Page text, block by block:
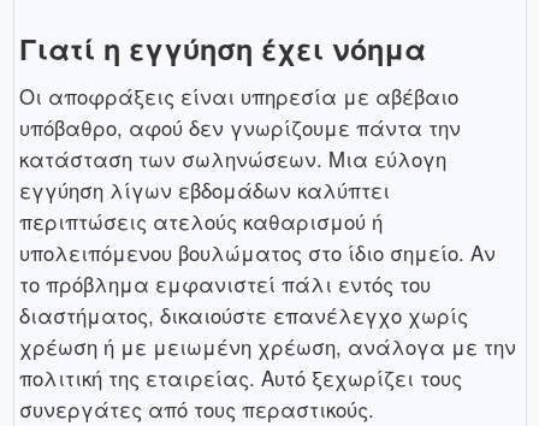
Γιατί η εγγύηση έχει νόημα
Οι αποφράξεις είναι υπηρεσία με αβέβαιο
υπόβαθρο, αφού δεν γνωρίζουμε πάντα την
κατάσταση των σωληνώσεων. Μια εύλογη
εγγύηση λίγων εβδομάδων καλύπτει
περιπτώσεις ατελούς καθαρισμού ή
υπολειπόμενου βουλώματος στο ίδιο σημείο. Αν
το πρόβλημα εμφανιστεί πάλι εντός του
διαστήματος, δικαιούστε επανέλεγχο χωρίς
χρέωση ή με μειωμένη χρέωση, ανάλογα με την
πολιτική της εταιρείας. Αυτό ξεχωρίζει τους
συνεργάτες από τους περαστικούς.